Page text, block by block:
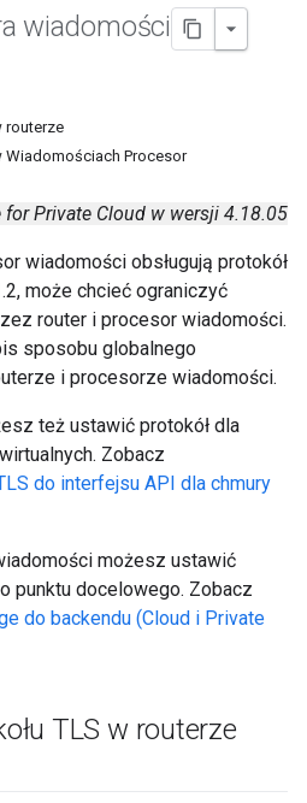
wiadomości
routerze
Wiadomościach Procesor
for Private Cloud w wersji 4.18.05
wiadomości obsługują protokół
może chcieć ograniczyć
router i procesor wiadomości.
sposobu globalnego
i procesorze wiadomości.
też ustawić protokół dla
Zobacz
do interfejsu API dla chmury
możesz ustawić
punktu docelowego. Zobacz
do backendu (Cloud i Private
TLS w routerze